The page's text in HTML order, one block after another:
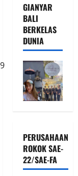
GIANYAR
BALI
BERKELAS
DUNIA
PERUSAHAAN
ROKOK SAE-
22/SAE-FA